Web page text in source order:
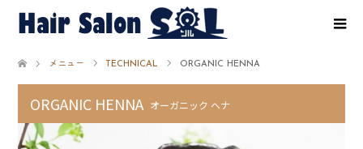
メニュー TECHNICAL ORGANIC HENNA
ORGANIC HENNA オーガニック ヘナ